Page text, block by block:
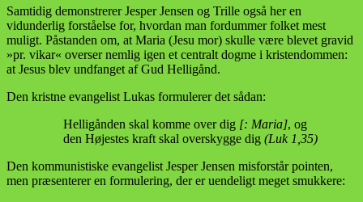
Samtidig demonstrerer Jesper Jensen og Trille også her en
vidunderlig forståelse for, hvordan man fordummer folket mest
muligt. Påstanden om, at Maria (Jesu mor) skulle være blevet gravid
»pr. vikar« overser nemlig igen et centralt dogme i kristendommen:
at Jesus blev undfanget af Gud Helligånd.
Den kristne evangelist Lukas formulerer det sådan:
Helligånden skal komme over dig [: Maria], og
den Højestes kraft skal overskygge dig (Luk 1,35)
Den kommunistiske evangelist Jesper Jensen misforstår pointen,
men præsenterer en formulering, der er uendeligt meget smukkere: